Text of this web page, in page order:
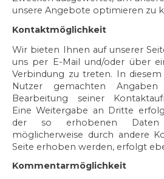
unsere Angebote optimieren zu
Kontaktmöglichkeit
Wir bieten Ihnen auf unserer
uns per E-Mail und/oder über
Verbindung zu treten. In
Nutzer gemachten
Bearbeitung seiner
Eine Weitergabe an Dritte
der so erhobenen
möglicherweise durch andere
Seite erhoben werden, erfolgt
Kommentarmöglichkeit